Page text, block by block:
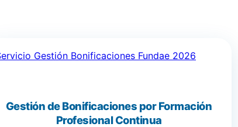
Gestión de Bonificaciones por Formación
Profesional Continua